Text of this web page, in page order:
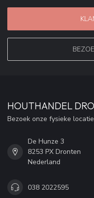
HOUTHANDEL
Bezoek onze fysieke locatie
De Hunze 3
8253 PX Dronten
Nederland
038 2022595